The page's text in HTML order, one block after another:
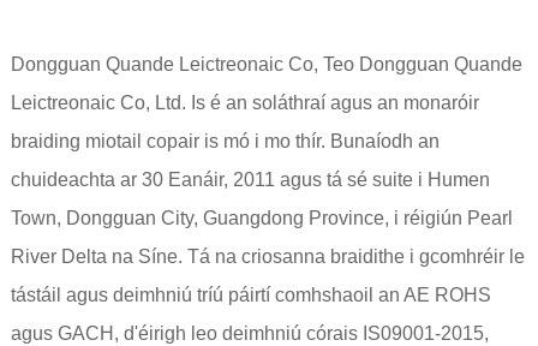
Dongguan Quande Leictreonaic Co, Teo Dongguan Quande
Leictreonaic Co, Ltd. Is é an soláthraí agus an monaróir
braiding miotail copair is mó i mo thír. Bunaíodh an
chuideachta ar 30 Eanáir, 2011 agus tá sé suite i Humen
Town, Dongguan City, Guangdong Province, i réigiún Pearl
River Delta na Síne. Tá na criosanna braidithe i gcomhréir le
tástáil agus deimhniú tríú páirtí comhshaoil ​​an AE ROHS
agus GACH, d'éirigh leo deimhniú córais IS09001-2015,